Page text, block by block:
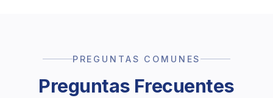
PREGUNTAS COMUNES
Preguntas Frecuentes